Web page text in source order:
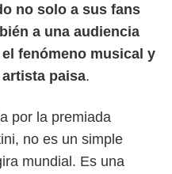
no solo a sus fans
a una audiencia
fenómeno musical y
paisa.
por la premiada
no es un simple
mundial. Es una